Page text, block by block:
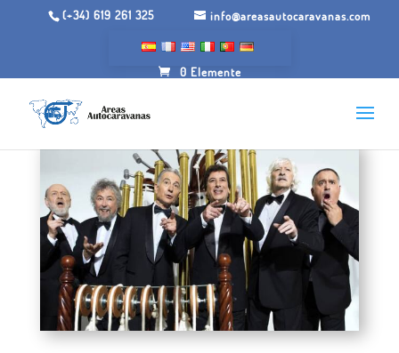
(+34) 619 261 325 info@areasautocaravanas.com
0 Elemente